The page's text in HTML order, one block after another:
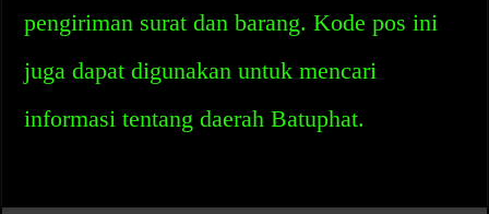
pengiriman surat dan barang. Kode pos ini
juga dapat digunakan untuk mencari
informasi tentang daerah Batuphat.